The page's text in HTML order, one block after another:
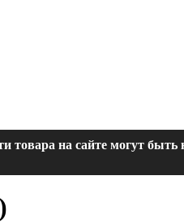
товара на сайте могут
)